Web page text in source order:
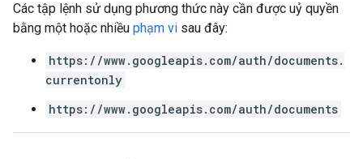
Các tập lệnh sử dụng phương thức này cần được uỷ quyền
bằng một hoặc nhiều phạm vi sau đây:
https://www.googleapis.com/auth/documents.
currentonly
https://www.googleapis.com/auth/documents